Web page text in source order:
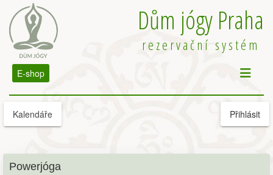
Dům jógy Praha
rezervační systém
E-shop
Kalendáře Přihlásit
Powerjóga